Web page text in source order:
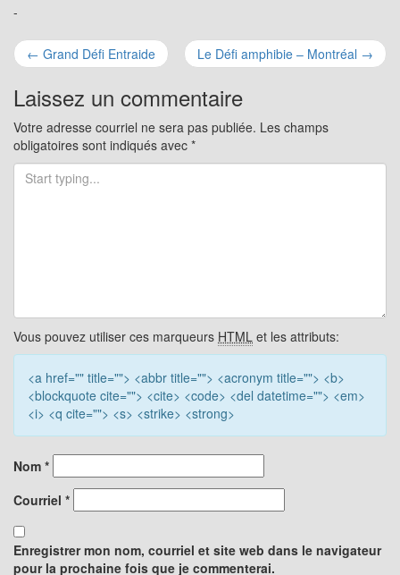
-
Navigation
pour
les
articles
← Grand Défi Entraide Le Défi amphibie – Montréal →
Laissez un commentaire
Votre adresse courriel ne sera pas publiée. Les champs
obligatoires sont indiqués avec *
Vous pouvez utiliser ces marqueurs HTML et les attributs:
<a href="" title=""> <abbr title=""> <acronym title=""> <b>
<blockquote cite=""> <cite> <code> <del datetime=""> <em>
<i> <q cite=""> <s> <strike> <strong>
Nom *
Courriel *
Enregistrer mon nom, courriel et site web dans le navigateur
pour la prochaine fois que je commenterai.